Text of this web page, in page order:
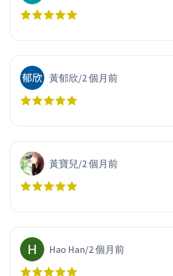
黃郁欣/2 個月前
黃寶兒/2 個月前
Hao Han/2 個月前